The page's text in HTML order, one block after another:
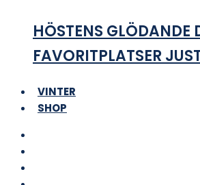
HÖSTENS GLÖDANDE
FAVORITPLATSER
VINTER
SHOP